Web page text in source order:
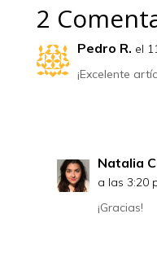
2
Pedro R. el
¡Excelente
Natalia
a las 3:20
¡Gracias!